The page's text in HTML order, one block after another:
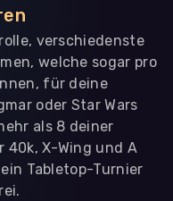
verschiedenste
welche sogar pro
für deine
oder Star Wars
als 8 deiner
40k, X-Wing und A
Tabletop-Turnier